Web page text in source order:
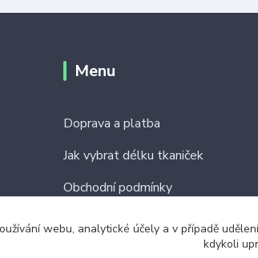
Menu
Doprava a platba
Jak vybrat délku tkaniček
Obchodní podmínky
webu, analytické účely a v případě
kdykoli